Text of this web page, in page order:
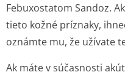
Febuxostatom Sandoz.
tieto kožné príznaky,
oznámte mu, že užívate
Ak máte v súčasnosti